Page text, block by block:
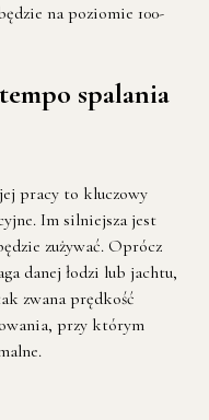
na poziomie 100-
spalania
pracy to kluczowy
Im silniejsza jest
zużywać. Oprócz
danej łodzi lub jachtu,
zwana prędkość
przy którym